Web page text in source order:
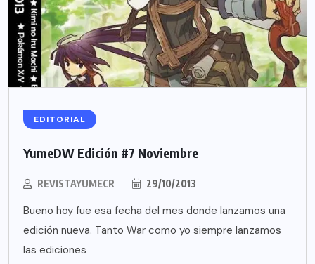
EDITORIAL
YumeDW Edición #7 Noviembre
REVISTAYUMECR 29/10/2013
Bueno hoy fue esa fecha del mes donde lanzamos una
edición nueva. Tanto War como yo siempre lanzamos
las ediciones